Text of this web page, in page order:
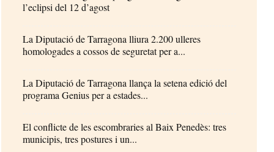
l’eclipsi del 12 d’agost
La Diputació de Tarragona lliura 2.200 ulleres
homologades a cossos de seguretat per a...
La Diputació de Tarragona llança la setena edició del
programa Genius per a estades...
El conflicte de les escombraries al Baix Penedès: tres
municipis, tres postures i un...